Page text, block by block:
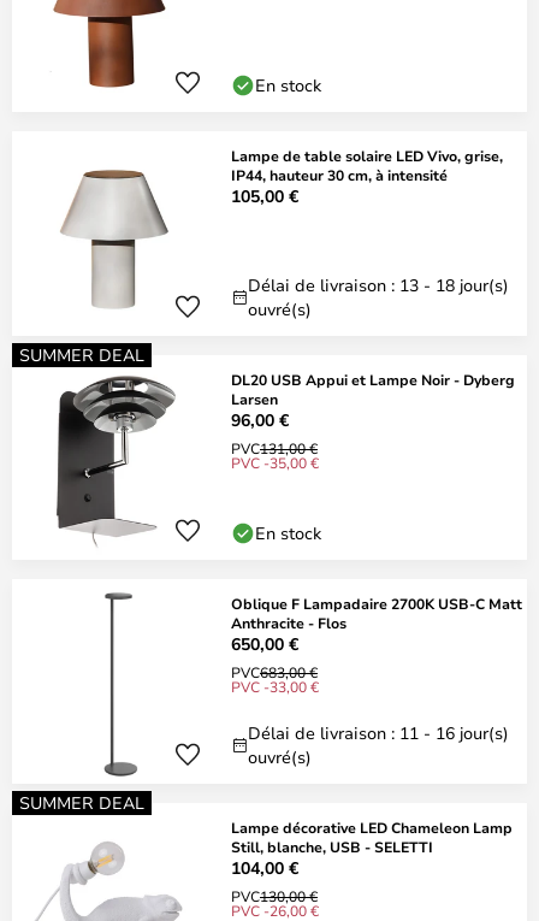
En stock
Lampe de table solaire LED Vivo, grise,
IP44, hauteur 30 cm, à intensité
105,00 €
Délai de livraison : 13 - 18 jour(s)
ouvré(s)
SUMMER DEAL
DL20 USB Appui et Lampe Noir - Dyberg
Larsen
96,00 €
PVC131,00 €
PVC -35,00 €
En stock
Oblique F Lampadaire 2700K USB-C Matt
Anthracite - Flos
650,00 €
PVC683,00 €
PVC -33,00 €
Délai de livraison : 11 - 16 jour(s)
ouvré(s)
SUMMER DEAL
Lampe décorative LED Chameleon Lamp
Still, blanche, USB - SELETTI
104,00 €
PVC130,00 €
PVC -26,00 €